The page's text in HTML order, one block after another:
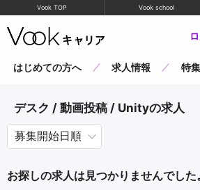
Vook TOP Vook school
はじめての方へ 求人情報 特
デスク / 動画投稿 / Unityの求人
お探しの求人は見つかりませんでした。